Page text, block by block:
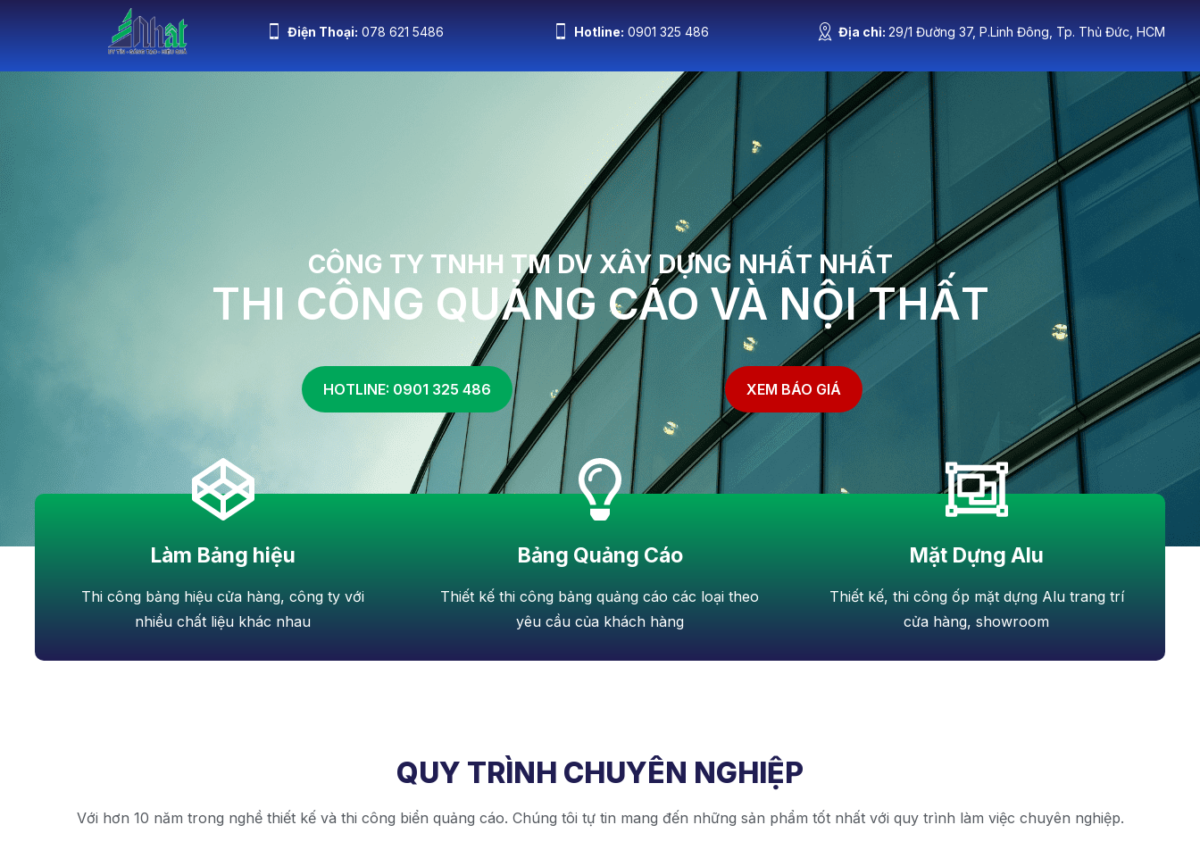
Điện Thoại: 078 621 5486 Hotline: 0901 325 486 Địa chỉ: 29/1 Đường 37, P.Linh Đông, Tp. Thủ Đức, HCM
Báo giá Dự Án Tin Tức Liên Hệ
CÔNG TY TNHH TM DV XÂY DỰNG NHẤT NHẤT
THI CÔNG QUẢNG CÁO VÀ NỘI THẤT
HOTLINE: 0901 325 486 XEM BÁO GIÁ
Làm Bảng hiệu
Thi công bảng hiệu cửa hàng, công ty với
nhiều chất liệu khác nhau
Bảng Quảng Cáo
Thiết kế thi công bảng quảng cáo các loại theo
yêu cầu của khách hàng
Mặt Dựng Alu
Thiết kế, thi công ốp mặt dựng Alu trang trí
cửa hàng, showroom
QUY TRÌNH CHUYÊN NGHIỆP
Với hơn 10 năm trong nghề thiết kế và thi công biển quảng cáo. Chúng tôi tự tin mang đến những sản phẩm tốt nhất với quy trình làm việc chuyên nghiệp.